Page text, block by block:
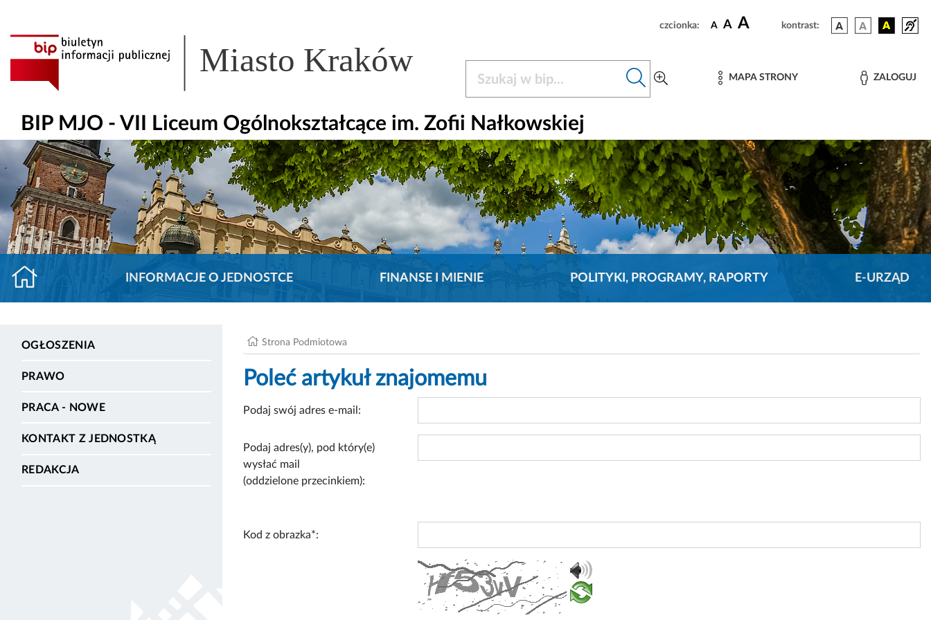
czcionka: A A A kontrast:
Miasto Kraków MAPA STRONY ZALOGUJ
BIP MJO - VII Liceum Ogólnokształcące im. Zofii Nałkowskiej
INFORMACJE O JEDNOSTCE FINANSE I MIENIE POLITYKI, PROGRAMY, RAPORTY E-URZĄD
OGŁOSZENIA
PRAWO
PRACA - NOWE
KONTAKT Z JEDNOSTKĄ
REDAKCJA
Strona Podmiotowa
Poleć artykuł znajomemu
Podaj swój adres e-mail:
Podaj adres(y), pod który(e)
wysłać mail
(oddzielone przecinkiem):
Kod z obrazka*: